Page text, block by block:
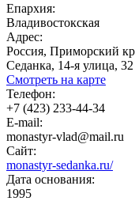
Епархия:
Владивостокская
Адрес:
Россия, Приморский
Седанка, 14-я улица, 32
Смотреть на карте
Телефон:
+7 (423) 233-44-34
E-mail:
monastyr-vlad@mail.ru
Сайт:
monastyr-sedanka.ru/
Дата основания:
1995